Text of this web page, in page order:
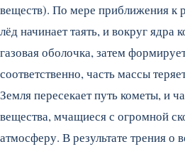
веществ). По мере приближения к
лёд начинает таять, и вокруг ядра
газовая оболочка, затем
соответственно, часть массы
Земля пересекает путь кометы, и
вещества, мчащиеся с огромной
атмосферу. В результате трения о